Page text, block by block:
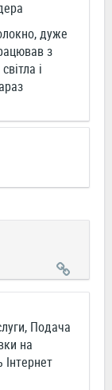
дуже
з
i
Подача
на
Інтернет